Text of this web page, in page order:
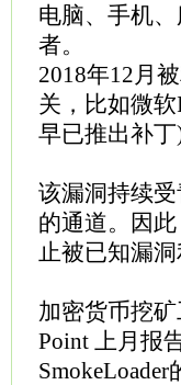
电脑、手机
者。
2018年12月
关，比如微
早已推出补丁)
该漏洞持续
的通道。因
止被已知漏洞
加密货币挖
Point 上月报